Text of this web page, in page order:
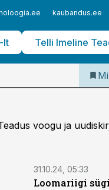
kaubandus.ee
lt Telli Imeline
Telli
voogu ja
31.10.24, 05:33
Loomariigi